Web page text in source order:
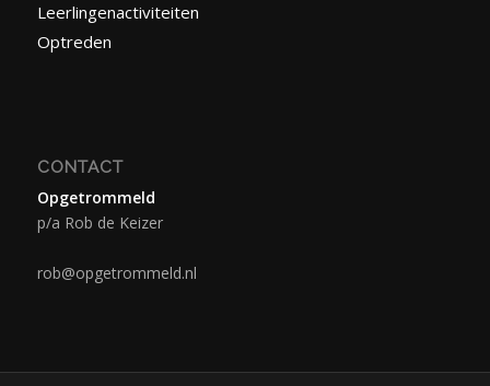
Leerlingenactiviteiten
Optreden
CONTACT
Opgetrommeld
p/a Rob de Keizer
rob@opgetrommeld.nl